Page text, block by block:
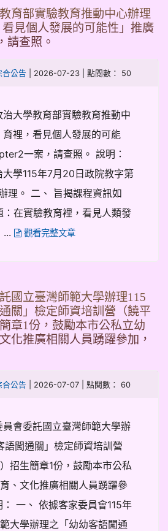
育部實驗教育推動中心辦理
看見個人發展的可能性」推廣
請查照。
合公告 | 2026-07-23 | 點閱數： 50
大學教育部實驗教育推動中
裡，看見個人發展的可能
一案，請查照。 說明：
學115年7月20日政院教字第
理。 二、 旨揭課程資訊如
在實驗教育裡，看見人類發
...
觀看完整文章
國立臺灣師範大學辦理115
關」檢定師資培訓營（饒平
章1份，鼓勵本市公私立幼
化推廣相關人員踴躍參加，
合公告 | 2026-07-07 | 點閱數： 60
會委託國立臺灣師範大學辦
語闖通關」檢定師資培訓營
招生簡章1份，鼓勵本市公私
、文化推廣相關人員踴躍參
一、 依據客家委員會115年
大學辦理之「幼幼客語闖通